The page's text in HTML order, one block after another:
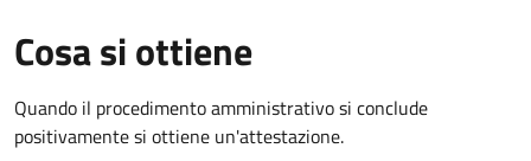
Cosa si ottiene
Quando il procedimento amministrativo si conclude
positivamente si ottiene un'attestazione.